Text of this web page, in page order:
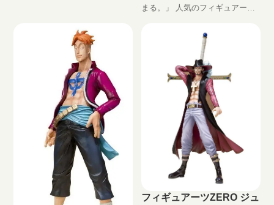
まる。」 人気のフィギュアーツ
します！ 完全無料の宅配買取で
フィギュアをお買い取りしま
フィギュアーツZERO ジュ